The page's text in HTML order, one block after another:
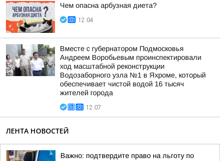
Чем опасна арбузная диета?
12:04
Вместе с губернатором Подмосковья
Андреем Воробьевым проинспектировали
ход масштабной реконструкции
Водозаборного узла №1 в Яхроме, который
обеспечивает чистой водой 16 тысяч
жителей города
12:07
ЛЕНТА НОВОСТЕЙ
Важно: подтвердите право на льготу по